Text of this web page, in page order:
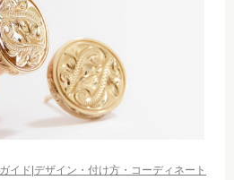
イド|デザイン・付け方・コーディネート